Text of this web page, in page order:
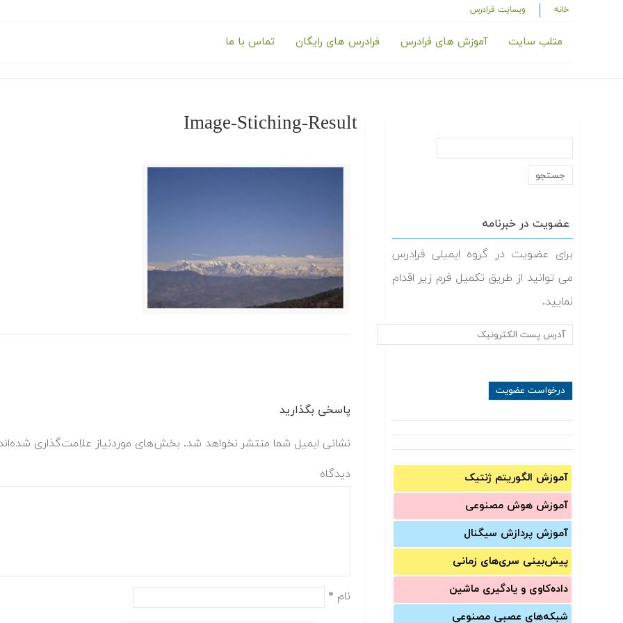
خانه وبسایت فرادرس
متلب سایت آموزش های فرادرس فرادرس های رایگان تماس با ما
عضویت در خبرنامه
برای عضویت در گروه ایمیلی فرادرس
می توانید از طریق تکمیل فرم زیر اقدام
نمایید.
آموزش الگوریتم ژنتیک
آموزش‌ هوش مصنوعی
آموزش‌ پردازش سیگنال
پیش‌‌بینی سری‌‌های زمانی
داده‌کاوی و یادگیری ماشین
شبکه‌های عصبی مصنوعی
Image-Stiching-Result
پاسخی بگذارید
نشانی ایمیل شما منتشر نخواهد شد. بخش‌های موردنیاز علامت‌گذاری
دیدگاه
نام *